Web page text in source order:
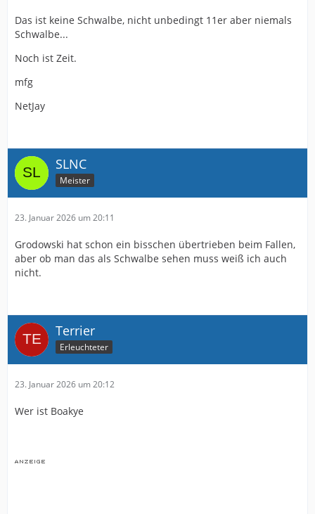
Das ist keine Schwalbe, nicht unbedingt 11er aber niemals
Schwalbe...
Noch ist Zeit.
mfg
NetJay
SLNC
Meister
23. Januar 2026 um 20:11
Grodowski hat schon ein bisschen übertrieben beim Fallen,
aber ob man das als Schwalbe sehen muss weiß ich auch
nicht.
Terrier
Erleuchteter
23. Januar 2026 um 20:12
Wer ist Boakye